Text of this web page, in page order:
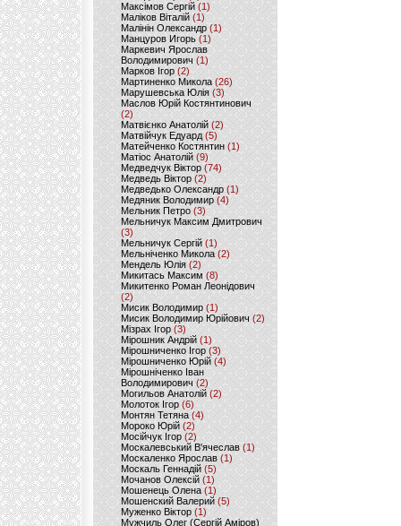
Максімов Сергій (1)
Маліков Віталій (1)
Малінін Олександр (1)
Манцуров Игорь (1)
Маркевич Ярослав
Володимирович (1)
Марков Ігор (2)
Мартиненко Микола (26)
Марушевська Юлія (3)
Маслов Юрій Костянтинович
(2)
Матвієнко Анатолій (2)
Матвійчук Едуард(5)
Матейченко Костянтин (1)
Матіос Анатолій (9)
Медведчук Віктор(74)
Медведь Віктор (2)
Медведько Олександр (1)
Медяник Володимир(4)
Мельник Петро (3)
Мельничук Максим Дмитрович
(3)
Мельничук Сергій (1)
Мельніченко Микола (2)
Мендель Юлія (2)
Микитась Максим (8)
Микитенко Роман Леонідович
(2)
Мисик Володимир (1)
Мисик Володимир Юрійович(2)
Мізрах Ігор(3)
Мірошник Андрій(1)
Мірошниченко Ігор (3)
Мірошниченко Юрій(4)
Мірошніченко Іван
Володимирович (2)
Могильов Анатолій (2)
Молоток Ігор (6)
Монтян Тетяна (4)
Мороко Юрій(2)
Мосійчук Ігор (2)
Москалевський В'ячеслав (1)
Москаленко Ярослав (1)
Москаль Геннадій (5)
Мочанов Олексій(1)
Мошенець Олена(1)
Мошенский Валерий (5)
Муженко Віктор (1)
Мужчиль Олег (Сергій Аміров)